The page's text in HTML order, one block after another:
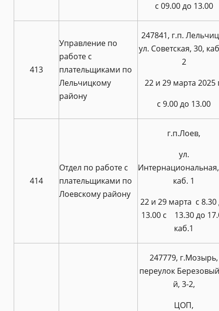
с 09.00 до 13.00
413
Управление по
работе с
плательщиками по
Лельчицкому
району
247841, г.п.
ул. Советская, 30,
2
22 и 29 марта 2025
с 9.00 до 13.00
414
Отдел по работе с
плательщиками по
Лоевскому району
г.п.Лоев,
ул.
каб. 1
22 и 29 марта с 8.30
13.00 с 13.30 до
каб.1
247779, г.Мозырь,
переулок
й, 3-2,
ЦОП,